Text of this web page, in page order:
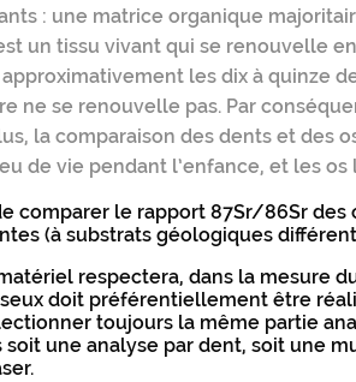
: une matrice organique
un tissu vivant qui se renouvelle
les dix à quinze
ne se renouvelle pas. Par
la comparaison des dents et des
de vie pendant l’enfance, et les
comparer le rapport 87Sr/86Sr
(à substrats géologiques
respectera, dans la mesure
doit préférentiellement être
toujours la même partie
une analyse par dent, soit une